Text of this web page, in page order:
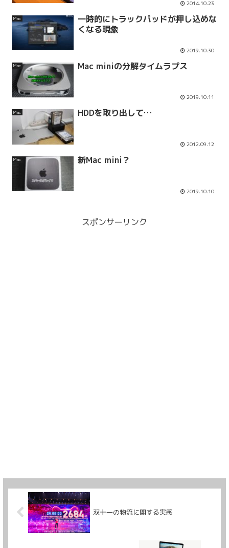
2014.10.23
Mac
一時的にトラックパッドが押し込めな
くなる現象
2019.10.30
Mac Mac miniの分解タイムラプス
2019.10.11
Mac HDDを取り出して…
2012.09.12
Mac 新Mac mini？
2019.10.10
スポンサーリンク
双十一の物流に関する実感